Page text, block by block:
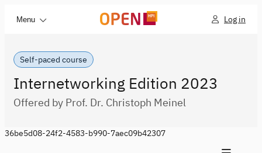
Menu Log in
Self-paced course
Internetworking Edition 2023
Offered by Prof. Dr. Christoph Meinel
36be5d08-24f2-4583-b990-7aec09b42307